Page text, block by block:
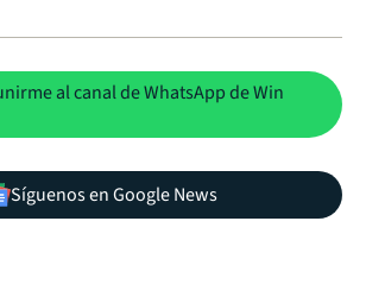
al canal de WhatsApp de Win
Síguenos en Google News